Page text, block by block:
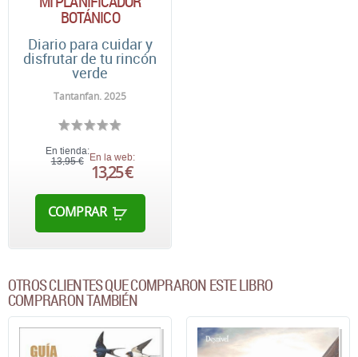
BOTÁNICO
Diario para cuidar y
disfrutar de tu rincón
verde
Tantanfan. 2025
En tienda:
13,95 € En la web:
13,25 €
COMPRAR
OTROS CLIENTES QUE COMPRARON ESTE LIBRO
COMPRARON TAMBIÉN